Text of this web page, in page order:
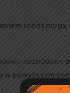
robót
i rozbudowy
w powyższym